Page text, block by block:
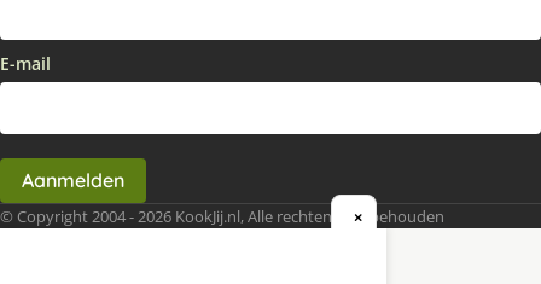
E-mail
Aanmelden
© Copyright 2004 - 2026 KookJij.nl, Alle rechten voorbehouden
×